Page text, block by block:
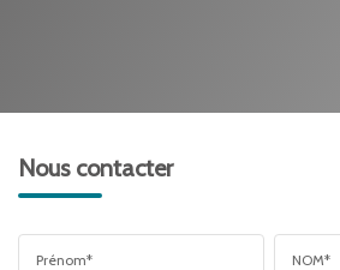
Nous contacter
Prénom* NOM*